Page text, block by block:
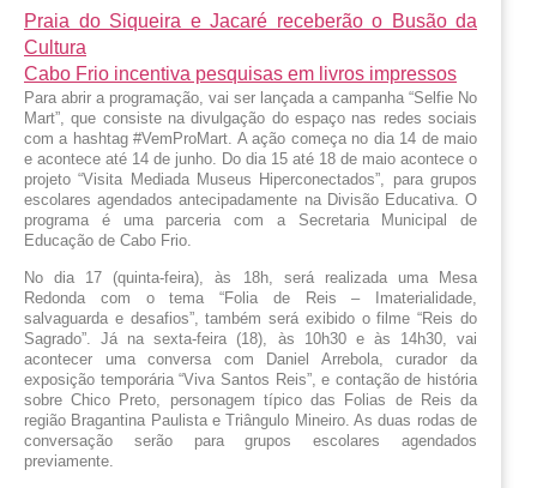
Praia do Siqueira e Jacaré receberão o Busão da
Cultura
Cabo Frio incentiva pesquisas em livros impressos
Para abrir a programação, vai ser lançada a campanha “Selfie No
Mart”, que consiste na divulgação do espaço nas redes sociais
com a hashtag #VemProMart. A ação começa no dia 14 de maio
e acontece até 14 de junho. Do dia 15 até 18 de maio acontece o
projeto “Visita Mediada Museus Hiperconectados”, para grupos
escolares agendados antecipadamente na Divisão Educativa. O
programa é uma parceria com a Secretaria Municipal de
Educação de Cabo Frio.
No dia 17 (quinta-feira), às 18h, será realizada uma Mesa
Redonda com o tema “Folia de Reis – Imaterialidade,
salvaguarda e desafios”, também será exibido o filme “Reis do
Sagrado”. Já na sexta-feira (18), às 10h30 e às 14h30, vai
acontecer uma conversa com Daniel Arrebola, curador da
exposição temporária “Viva Santos Reis”, e contação de história
sobre Chico Preto, personagem típico das Folias de Reis da
região Bragantina Paulista e Triângulo Mineiro. As duas rodas de
conversação serão para grupos escolares agendados
previamente.